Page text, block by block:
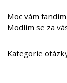
Moc vám
Modlím se za
Kategorie